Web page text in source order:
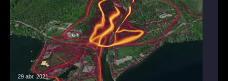
29 abr. 2021